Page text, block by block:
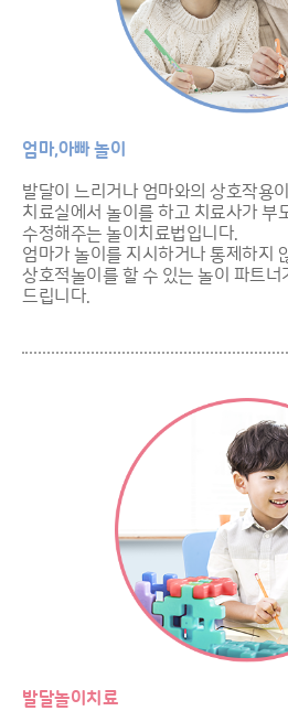
엄마,아빠 놀이
발달이 느리거나 엄마와의 상호작용
치료실에서 놀이를 하고 치료사가 부
수정해주는 놀이치료법입니다.
엄마가 놀이를 지시하거나 통제하지
상호적놀이를 할 수 있는 놀이 파트
드립니다.
발달놀이치료